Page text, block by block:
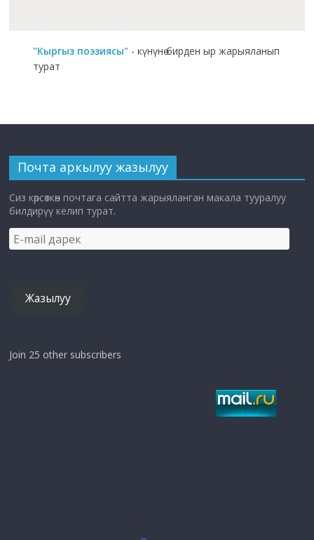
"Кыргыз поэзиясы" - күнүнө бирден ыр жарыяланып
турат
Почта аркылуу жазылуу
Сиз көрсөткөн почтага сайтта жарыяланган макала тууралуу
билдирүү келип турат.
E-
mail
Жазылуу
Join 25 other subscribers